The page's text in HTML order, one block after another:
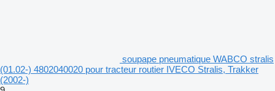
soupape pneumatique WABCO stralis
(01.02-) 4802040020 pour tracteur routier IVECO Stralis, Trakker
(2002-)